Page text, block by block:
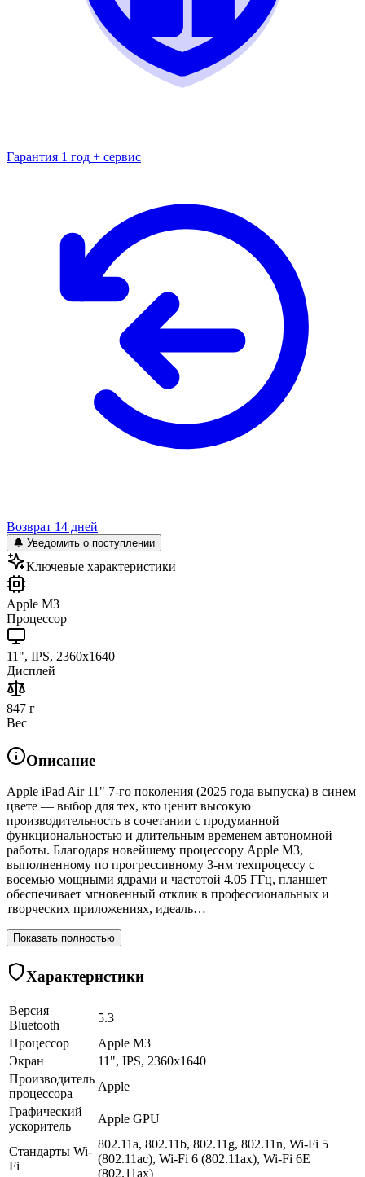
Гарантия 1 год + сервис
Возврат 14 дней
🔔 Уведомить о поступлении
Ключевые характеристики
Apple M3
Процессор
11", IPS, 2360x1640
Дисплей
847 г
Вес
Описание
Apple iPad Air 11" 7-го поколения (2025 года выпуска) в синем
цвете — выбор для тех, кто ценит высокую
производительность в сочетании с продуманной
функциональностью и длительным временем автономной
работы. Благодаря новейшему процессору Apple M3,
выполненному по прогрессивному 3-нм техпроцессу с
восемью мощными ядрами и частотой 4.05 ГГц, планшет
обеспечивает мгновенный отклик в профессиональных и
творческих приложениях, идеаль…
Показать полностью
Характеристики
Версия
Bluetooth
5.3
Процессор
Apple M3
Экран
11", IPS, 2360x1640
Производитель
процессора
Apple
Графический
ускоритель
Apple GPU
Стандарты Wi-
Fi
802.11a, 802.11b, 802.11g, 802.11n, Wi-Fi 5
(802.11ac), Wi-Fi 6 (802.11ax), Wi-Fi 6E
(802.11ax)